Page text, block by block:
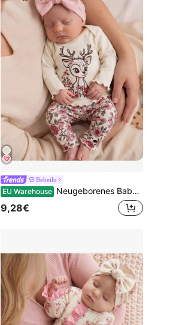
Bebeilu
EU Warehouse Neugeborenes Baby Mädchen Frühling/Herbst süßer Cartoon Hirsch & Blume Muster Langarm T-Shirt mit Rüschensaum und lange Hose Pyjama Set
9,28€